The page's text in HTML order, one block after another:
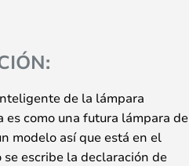
de la lámpara
es como una futura lámpara de
modelo así que está en el
escribe la declaración de